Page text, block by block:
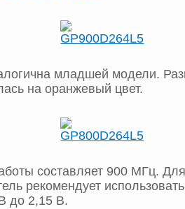
младшей модели.
на оранжевый цвет.
составляет 900 МГц.
рекомендует
до 2,15 В.